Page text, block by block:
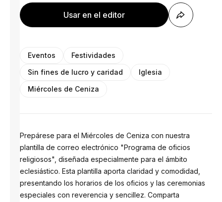
Usar en el editor
Eventos
Festividades
Sin fines de lucro y caridad
Iglesia
Miércoles de Ceniza
Prepárese para el Miércoles de Ceniza con nuestra
plantilla de correo electrónico "Programa de oficios
religiosos", diseñada especialmente para el ámbito
eclesiástico. Esta plantilla aporta claridad y comodidad,
presentando los horarios de los oficios y las ceremonias
especiales con reverencia y sencillez. Comparta